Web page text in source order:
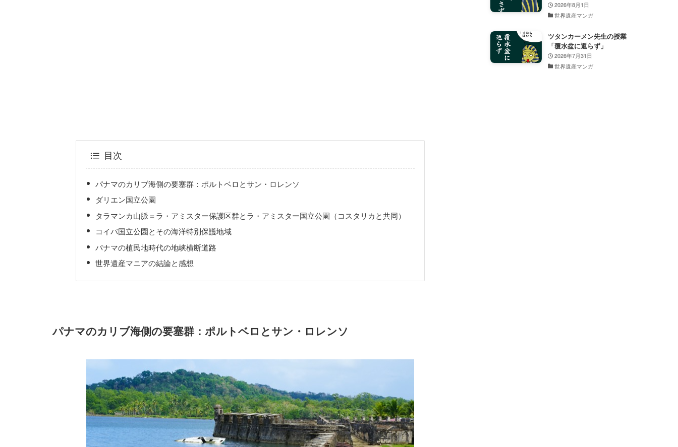
目次
パナマのカリブ海側の要塞群：ポルトベロとサン・ロレンソ
ダリエン国立公園
タラマンカ山脈＝ラ・アミスター保護区群とラ・アミスター国立公園（コスタリカと共同）
コイバ国立公園とその海洋特別保護地域
パナマの植民地時代の地峡横断道路
世界遺産マニアの結論と感想
パナマのカリブ海側の要塞群：ポルトベロとサン・ロレンソ
2026年8月1日
世界遺産マンガ
ツタンカーメン先生の授業
「覆水盆に返らず」
2026年7月31日
世界遺産マンガ